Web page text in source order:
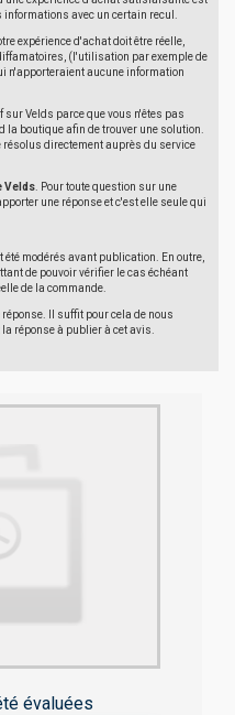
avec un certain recul.
expérience d'achat doit être réelle,
(l'utilisation par exemple de
n'apporteraient aucune information
Velds parce que vous n'êtes pas
boutique afin de trouver une solution.
résolus directement auprès du service
Velds . Pour toute question sur une
une réponse et c'est elle seule qui
modérés avant publication. En outre,
de pouvoir vérifier le cas échéant
de la commande.
Il suffit pour cela de nous
réponse à publier à cet avis.
évaluées